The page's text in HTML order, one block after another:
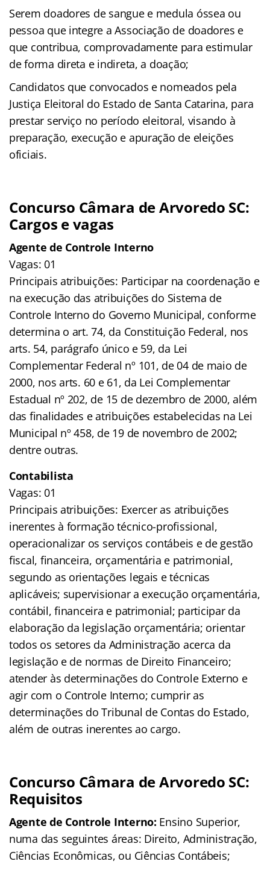
Serem doadores de sangue e medula óssea ou
pessoa que integre a Associação de doadores e
que contribua, comprovadamente para estimular
de forma direta e indireta, a doação;
Candidatos que convocados e nomeados pela
Justiça Eleitoral do Estado de Santa Catarina, para
prestar serviço no período eleitoral, visando à
preparação, execução e apuração de eleições
oficiais.
Concurso Câmara de Arvoredo SC:
Cargos e vagas
Agente de Controle Interno
Vagas: 01
Principais atribuições: Participar na coordenação e
na execução das atribuições do Sistema de
Controle Interno do Governo Municipal, conforme
determina o art. 74, da Constituição Federal, nos
arts. 54, parágrafo único e 59, da Lei
Complementar Federal nº 101, de 04 de maio de
2000, nos arts. 60 e 61, da Lei Complementar
Estadual nº 202, de 15 de dezembro de 2000, além
das finalidades e atribuições estabelecidas na Lei
Municipal nº 458, de 19 de novembro de 2002;
dentre outras.
Contabilista
Vagas: 01
Principais atribuições: Exercer as atribuições
inerentes à formação técnico-profissional,
operacionalizar os serviços contábeis e de gestão
fiscal, financeira, orçamentária e patrimonial,
segundo as orientações legais e técnicas
aplicáveis; supervisionar a execução orçamentária,
contábil, financeira e patrimonial; participar da
elaboração da legislação orçamentária; orientar
todos os setores da Administração acerca da
legislação e de normas de Direito Financeiro;
atender às determinações do Controle Externo e
agir com o Controle Interno; cumprir as
determinações do Tribunal de Contas do Estado,
além de outras inerentes ao cargo.
Concurso Câmara de Arvoredo SC:
Requisitos
Agente de Controle Interno: Ensino Superior,
numa das seguintes áreas: Direito, Administração,
Ciências Econômicas, ou Ciências Contábeis;